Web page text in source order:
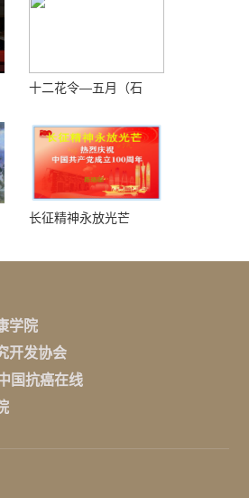
十二花令—五月（石
长征精神永放光芒
学院
开发协会
国抗癌在线